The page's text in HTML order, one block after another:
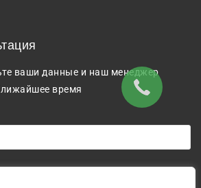
ваши данные и наш менеджер
время